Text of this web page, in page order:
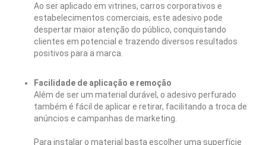
Ao ser aplicado em vitrines, carros corporativos e
estabelecimentos comerciais, este adesivo pode
despertar maior atenção do público, conquistando
clientes em potencial e trazendo diversos resultados
positivos para a marca.
Facilidade de aplicação e remoção
Além de ser um material durável, o adesivo perfurado
também é fácil de aplicar e retirar, facilitando a troca de
anúncios e campanhas de marketing.
Para instalar o material basta escolher uma superfície